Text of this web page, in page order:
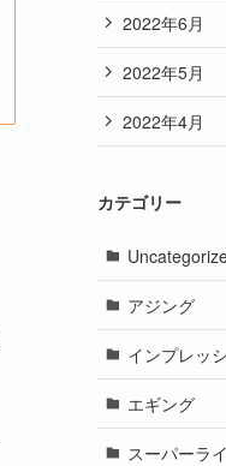
2022年6月
2022年5月
2022年4月
カテゴリー
アジング
インプレッ
エギング
スーパーラ